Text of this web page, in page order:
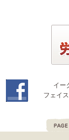
イー
フェイ